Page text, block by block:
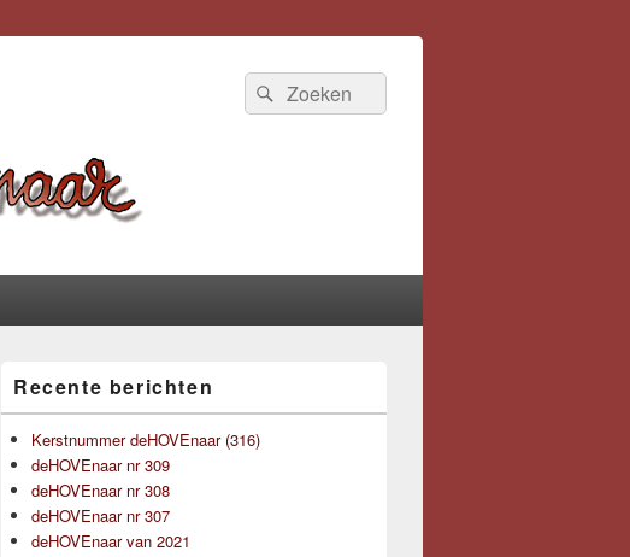
Zoeken
naar:
Zoeken
zijbalk
widget
gebied
Recente berichten
Kerstnummer deHOVEnaar (316)
deHOVEnaar nr 309
deHOVEnaar nr 308
deHOVEnaar nr 307
deHOVEnaar van 2021